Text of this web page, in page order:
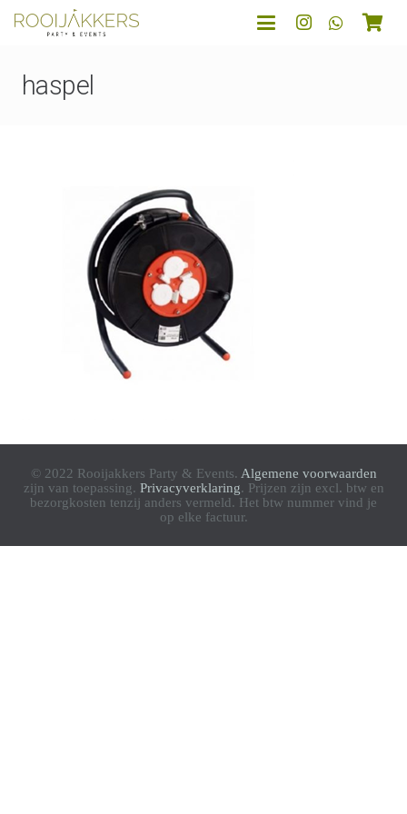
haspel
© 2022 Rooijakkers Party & Events. Algemene voorwaarden
zijn van toepassing. Privacyverklaring. Prijzen zijn excl. btw en
bezorgkosten tenzij anders vermeld. Het btw nummer vind je
op elke factuur.